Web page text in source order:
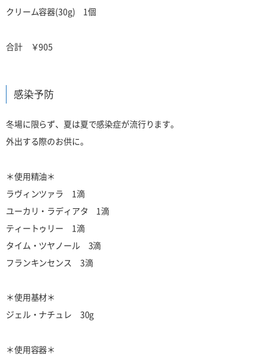
クリーム容器(30g) 1個
合計 ￥905
感染予防
冬場に限らず、夏は夏で感染症が流行ります。
外出する際のお供に。
＊使用精油＊
ラヴィンツァラ 1滴
ユーカリ・ラディアタ 1滴
ティートゥリー 1滴
タイム・ツヤノール 3滴
フランキンセンス 3滴
＊使用基材＊
ジェル・ナチュレ 30g
＊使用容器＊